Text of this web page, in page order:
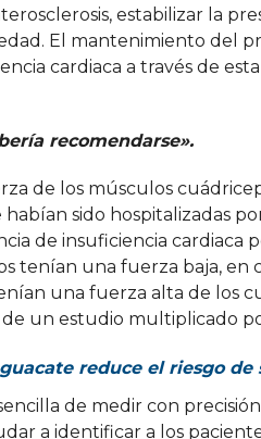
estabilizar la
El mantenimiento del
cardiaca a través de
recomendarse».
de los músculos
sido hospitalizadas
de insuficiencia cardiaca
tenían una fuerza baja, en
una fuerza alta de los
un estudio multiplicado
reduce el riesgo de
de medir con
a identificar a los